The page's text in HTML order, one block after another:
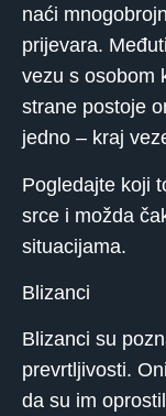
naći
prijevara.
vezu s osobom
strane postoje
jedno – kraj
Pogledajte koji
srce i možda
situacijama.
Blizanci
Blizanci su
prevrtljivosti.
da su im